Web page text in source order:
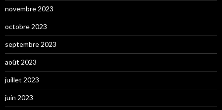
novembre 2023
octobre 2023
septembre 2023
août 2023
juillet 2023
juin 2023